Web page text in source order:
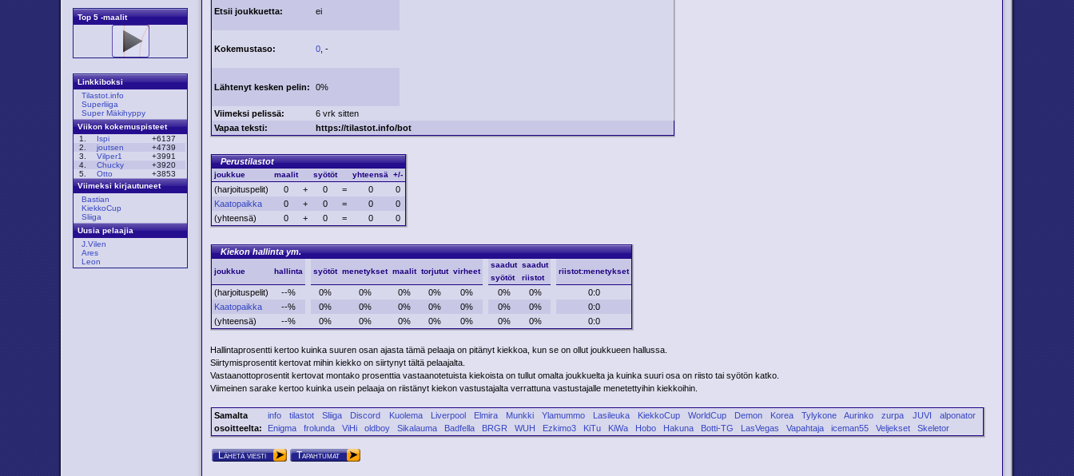
Top 5 -maalit
Linkkiboksi
Tilastot.info
Superliiga
Super Mäkihyppy
Viikon kokemuspisteet
1.
Ispi
+6137
2.
joutsen
+4739
3.
Vilper1
+3991
4.
Chucky
+3920
5.
Otto
+3853
Viimeksi kirjautuneet
Bastian
KiekkoCup
Sliiga
Uusia pelaajia
J.Vilen
Ares
Leon
Etsii joukkuetta: ei
Kokemustaso: 0 , -
Lähtenyt kesken pelin: 0%
Viimeksi pelissä:
6 vrk sitten
Vapaa teksti:
https://tilastot.info/bot
Perustilastot
joukkue maalit syötöt yhteensä +/-
(harjoituspelit) 0 + 0 = 0
0
Kaatopaikka
0 + 0 = 0
0
(yhteensä)
0 + 0 = 0 0
Kiekon hallinta ym.
joukkue hallinta syötöt menetykset maalit torjutut virheet
saadut
syötöt
saadut
riistot
riistot:menetykset
(harjoituspelit) --% 0% 0% 0% 0% 0% 0% 0%
0:0
Kaatopaikka
--% 0% 0% 0% 0% 0% 0% 0%
0:0
(yhteensä)
--% 0% 0% 0% 0% 0% 0% 0% 0:0
Hallintaprosentti kertoo kuinka suuren osan ajasta tämä pelaaja on pitänyt kiekkoa, kun se on ollut joukkueen hallussa.
Siirtymisprosentit kertovat mihin kiekko on siirtynyt tältä pelaajalta.
Vastaanottoprosentit kertovat montako prosenttia vastaanotetuista kiekoista on tullut omalta joukkuelta ja kuinka suuri osa on riisto tai syötön katko.
Viimeinen sarake kertoo kuinka usein pelaaja on riistänyt kiekon vastustajalta verrattuna vastustajalle menetettyihin kiekkoihin.
Samalta
osoitteelta:
info tilastot Sliiga Discord Kuolema Liverpool Elmira Munkki Ylamummo Lasileuka KiekkoCup WorldCup Demon Korea Tylykone Aurinko zurpa JUVI
alponator
Enigma
frolunda ViHi oldboy Sikalauma Badfella BRGR WUH Ezkimo3 KiTu KiWa Hobo Hakuna Botti-TG LasVegas Vapahtaja iceman55 Veljekset Skeletor
Lähetä viesti Tapahtumat